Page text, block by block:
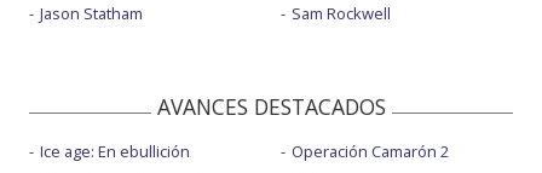
Jason Statham
Sam Rockwell
AVANCES DESTACADOS
Ice age: En ebullición
Operación Camarón 2